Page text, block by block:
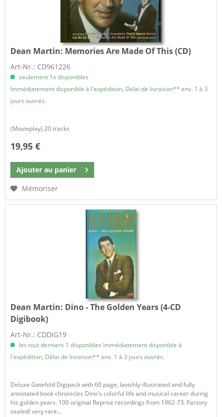
Dean Martin: Memories Are Made Of This (CD)
Art-Nr.: CD961226
seulement 1x disponibles
Immédiatement disponible à l'expédition, Délai de livraison** env. 1 à 3
jours ouvrés.
(Movieplay) 20 tracks
19,95 €
Ajouter au panier
Mémoriser
Dean Martin: Dino - The Golden Years (4-CD
Digibook)
Art-Nr.: CDDIG19
les tout derniers 1 disponibles Immédiatement disponible à
l'expédition, Délai de livraison** env. 1 à 3 jours ouvrés.
Deluxe Gatefold Digipack with 60 page, lavishly-illustrated and fully
annotated book chronicles Dino's colorful life and musical career during
his golden years. 100 original Reprise recordings from 1962-73. Factory
sealed! very rare...